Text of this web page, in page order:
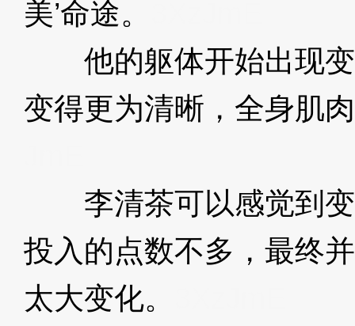
美’命途。
他的躯体开始出现变
变得更为清晰，全身肌
李清茶可以感觉到变
投入的点数不多，最终
太大变化。